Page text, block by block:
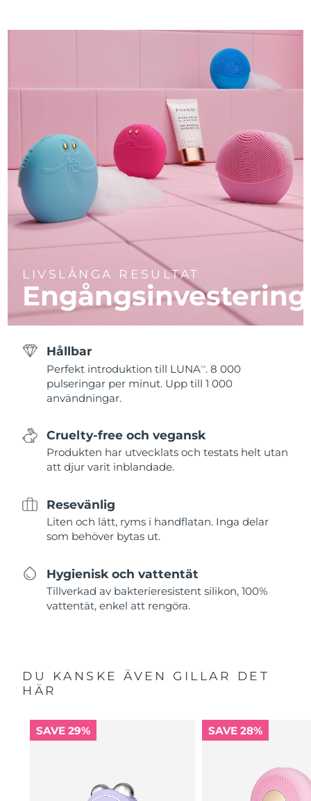
LIVSLÅNGA RESULTAT
Engångsinvestering
Hållbar
Perfekt introduktion till LUNATM . 8 000
pulseringar per minut. Upp till 1 000
användningar.
Cruelty-free och vegansk
Produkten har utvecklats och testats helt utan
att djur varit inblandade.
Resevänlig
Liten och lätt, ryms i handflatan. Inga delar
som behöver bytas ut.
Hygienisk och vattentät
Tillverkad av bakterieresistent silikon, 100%
vattentät, enkel att rengöra.
DU KANSKE ÄVEN GILLAR DET
HÄR
SAVE 29% SAVE 28%